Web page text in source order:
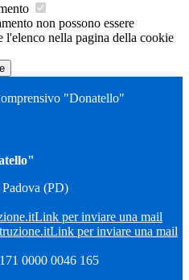
non possono essere
l'elenco nella pagina della cookie
"Donatello"
(PD)
Link per inviare una mail
Link per inviare una mail
0000 0046 165